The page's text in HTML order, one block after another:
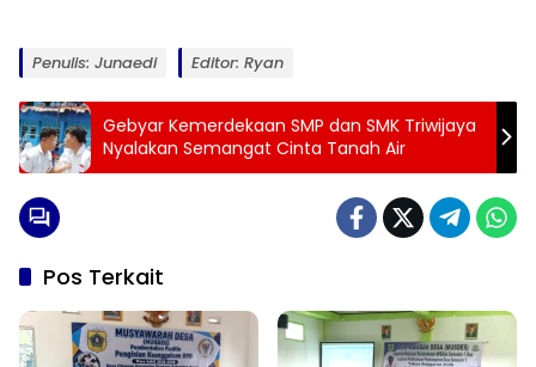
Penulis: Junaedi Editor: Ryan
Gebyar Kemerdekaan SMP dan SMK Triwijaya
Nyalakan Semangat Cinta Tanah Air
Pos Terkait